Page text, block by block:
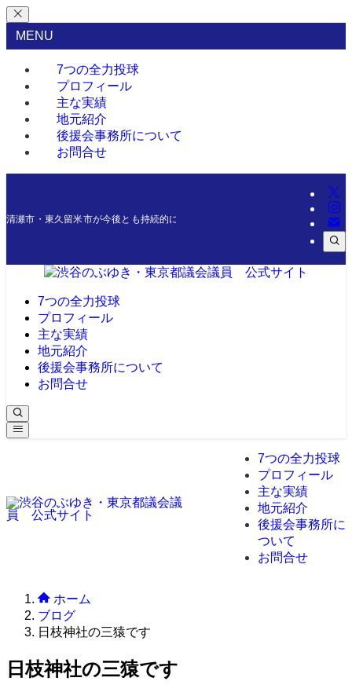
MENU
7つの全力投球
プロフィール
主な実績
地元紹介
後援会事務所について
お問合せ
清瀬市・東久留米市が今後とも持続的に発展できるよう、微力ながら今後一層
7つの全力投球
プロフィール
主な実績
地元紹介
後援会事務所について
お問合せ
7つの全力投球
プロフィール
主な実績
地元紹介
後援会事務所に
ついて
お問合せ
ホーム
ブログ
日枝神社の三猿です
日枝神社の三猿です